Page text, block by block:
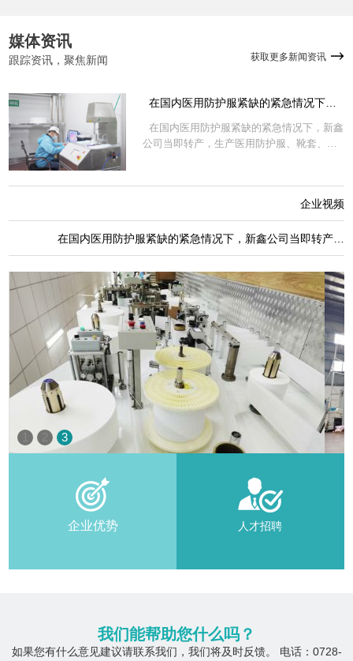
获取更多新闻资讯
媒体资讯
跟踪资讯，聚焦新闻
在国内医用防护服紧缺的紧急情况下，
新鑫公司当即转产，生产医用防护服、靴
套、熔喷布等紧缺防疫物资。
在国内医用防护服紧缺的紧急情况下，新鑫
公司当即转产，生产医用防护服、靴套、熔
企业视频
在国内医用防护服紧缺的紧急情况下，新鑫公司当即转产，
生产医用防护服、靴套、熔喷布等紧缺防疫物资。
3
企业优势 人才招聘
我们能帮助您什么吗？
如果您有什么意见建议请联系我们，我们将及时反馈。 电话：0728-